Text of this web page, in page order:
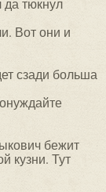
тюкнул
Вот они и
сзади больша
бежит
кузни. Тут